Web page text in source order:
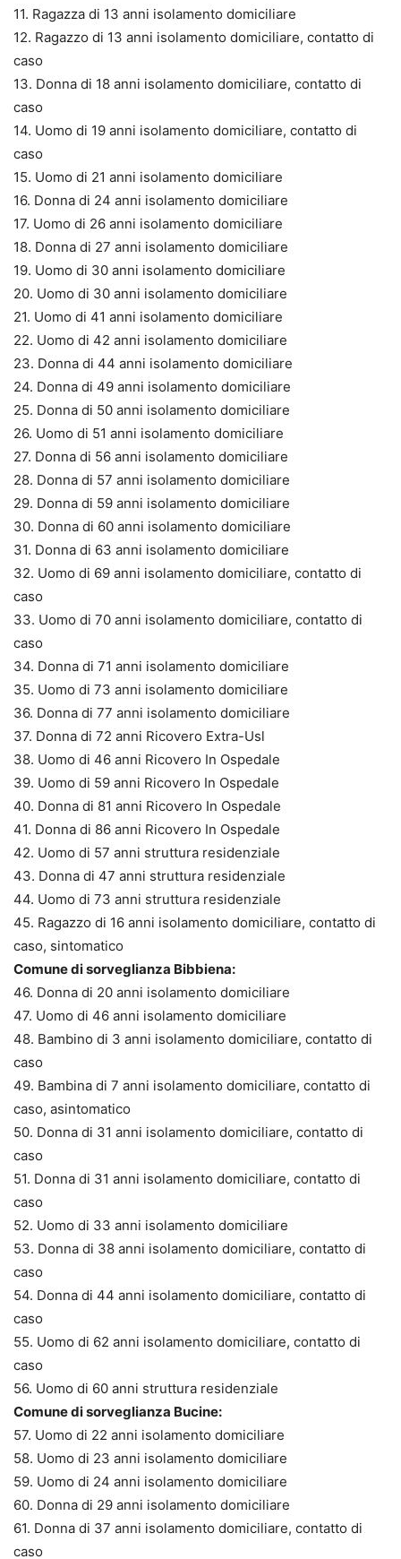
11. Ragazza di 13 anni isolamento domiciliare
12. Ragazzo di 13 anni isolamento domiciliare, contatto di
caso
13. Donna di 18 anni isolamento domiciliare, contatto di
caso
14. Uomo di 19 anni isolamento domiciliare, contatto di
caso
15. Uomo di 21 anni isolamento domiciliare
16. Donna di 24 anni isolamento domiciliare
17. Uomo di 26 anni isolamento domiciliare
18. Donna di 27 anni isolamento domiciliare
19. Uomo di 30 anni isolamento domiciliare
20. Uomo di 30 anni isolamento domiciliare
21. Uomo di 41 anni isolamento domiciliare
22. Uomo di 42 anni isolamento domiciliare
23. Donna di 44 anni isolamento domiciliare
24. Donna di 49 anni isolamento domiciliare
25. Donna di 50 anni isolamento domiciliare
26. Uomo di 51 anni isolamento domiciliare
27. Donna di 56 anni isolamento domiciliare
28. Donna di 57 anni isolamento domiciliare
29. Donna di 59 anni isolamento domiciliare
30. Donna di 60 anni isolamento domiciliare
31. Donna di 63 anni isolamento domiciliare
32. Uomo di 69 anni isolamento domiciliare, contatto di
caso
33. Uomo di 70 anni isolamento domiciliare, contatto di
caso
34. Donna di 71 anni isolamento domiciliare
35. Uomo di 73 anni isolamento domiciliare
36. Donna di 77 anni isolamento domiciliare
37. Donna di 72 anni Ricovero Extra-Usl
38. Uomo di 46 anni Ricovero In Ospedale
39. Uomo di 59 anni Ricovero In Ospedale
40. Donna di 81 anni Ricovero In Ospedale
41. Donna di 86 anni Ricovero In Ospedale
42. Uomo di 57 anni struttura residenziale
43. Donna di 47 anni struttura residenziale
44. Uomo di 73 anni struttura residenziale
45. Ragazzo di 16 anni isolamento domiciliare, contatto di
caso, sintomatico
Comune di sorveglianza Bibbiena:
46. Donna di 20 anni isolamento domiciliare
47. Uomo di 46 anni isolamento domiciliare
48. Bambino di 3 anni isolamento domiciliare, contatto di
caso
49. Bambina di 7 anni isolamento domiciliare, contatto di
caso, asintomatico
50. Donna di 31 anni isolamento domiciliare, contatto di
caso
51. Donna di 31 anni isolamento domiciliare, contatto di
caso
52. Uomo di 33 anni isolamento domiciliare
53. Donna di 38 anni isolamento domiciliare, contatto di
caso
54. Donna di 44 anni isolamento domiciliare, contatto di
caso
55. Uomo di 62 anni isolamento domiciliare, contatto di
caso
56. Uomo di 60 anni struttura residenziale
Comune di sorveglianza Bucine:
57. Uomo di 22 anni isolamento domiciliare
58. Uomo di 23 anni isolamento domiciliare
59. Uomo di 24 anni isolamento domiciliare
60. Donna di 29 anni isolamento domiciliare
61. Donna di 37 anni isolamento domiciliare, contatto di
caso